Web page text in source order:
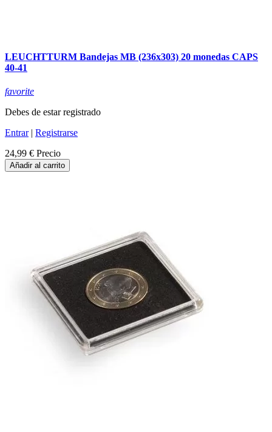
LEUCHTTURM Bandejas MB (236x303) 20 monedas CAPS
40-41
favorite
Debes de estar registrado
Entrar| Registrarse
24,99 € Precio
Añadir al carrito